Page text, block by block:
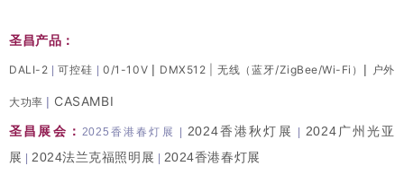
圣昌产品：
DALI-2 |可控硅 |0/1-10V | DMX512 无线（蓝牙/ZigBee/Wi-Fi） | 户外
大功率 | CASAMBI
圣昌展会： 2025香港春灯展 2024香港秋灯展
2024广州光亚
展
|2024法兰克福照明展
2024香港春灯展